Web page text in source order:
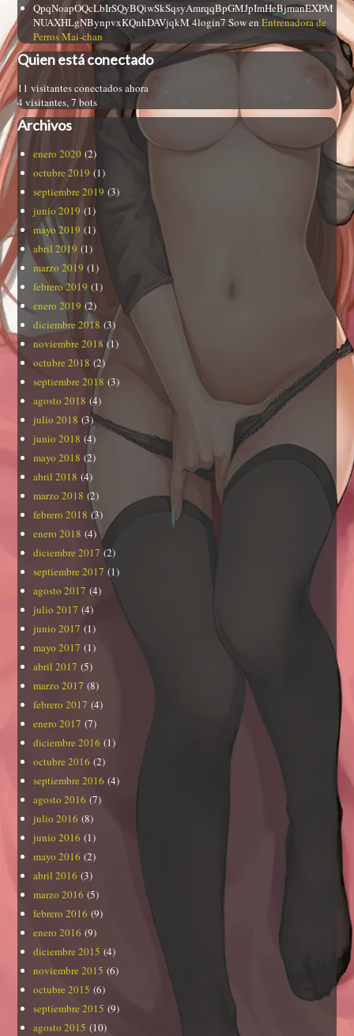
QpqNoapOQcLbIrSQyBQiwSkSqsyAmrqqBpGMJpImHeBjmanEXPM
NUAXHLgNBynpvxKQnhDAVjqkM 4login7 SowenEntrenadora de
Perros Mai-chan
Quien está conectado
11 visitantes conectados ahora
4 visitantes,7 bots
Archivos
enero 2020 (2)
octubre 2019 (1)
septiembre 2019 (3)
junio 2019 (1)
mayo 2019 (1)
abril 2019 (1)
marzo 2019 (1)
febrero 2019 (1)
enero 2019 (2)
diciembre 2018 (3)
noviembre 2018 (1)
octubre 2018 (2)
septiembre 2018 (3)
agosto 2018 (4)
julio 2018 (3)
junio 2018 (4)
mayo 2018 (2)
abril 2018 (4)
marzo 2018 (2)
febrero 2018 (3)
enero 2018 (4)
diciembre 2017 (2)
septiembre 2017 (1)
agosto 2017 (4)
julio 2017 (4)
junio 2017 (1)
mayo 2017 (1)
abril 2017 (5)
marzo 2017 (8)
febrero 2017 (4)
enero 2017 (7)
diciembre 2016 (1)
octubre 2016 (2)
septiembre 2016 (4)
agosto 2016 (7)
julio 2016 (8)
junio 2016 (1)
mayo 2016 (2)
abril 2016 (3)
marzo 2016 (5)
febrero 2016 (9)
enero 2016 (9)
diciembre 2015 (4)
noviembre 2015 (6)
octubre 2015 (6)
septiembre 2015 (9)
agosto 2015 (10)